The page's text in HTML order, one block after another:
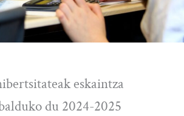
eskaintza
du 2024-2025